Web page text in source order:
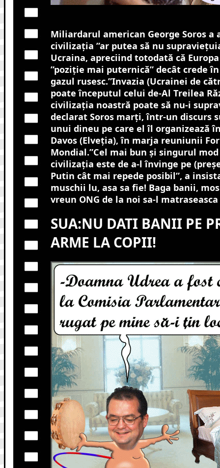
Miliardarul american George Soros a
civilizaţia ”ar putea să nu
Ucraina, apreciind totodată că
”poziţie mai puternică” decât crede
gazul rusesc.”Invazia (Ucrainei de
poate începutul celui de-Al Treilea
civilizaţia noastră poate să nu-i
declarat Soros marți, într-un discurs
unui dineu pe care el îl organizează
Davos (Elveţia), în marja reuniunii
Mondial.”Cel mai bun şi singurul
civilizaţia este de a-l învinge pe
Putin cât mai repede posibil”, a
muschii lu, asa sa fie! Baga banii,
vreun ONG de la noi sa-l
SUA:NU DATI BANII PE
ARME LA COPII!